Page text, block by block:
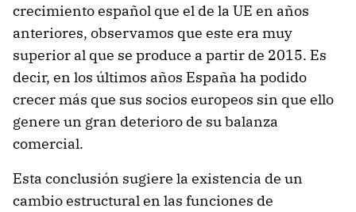
crecimiento español que el de la UE en años
anteriores, observamos que este era muy
superior al que se produce a partir de 2015. Es
decir, en los últimos años España ha podido
crecer más que sus socios europeos sin que ello
genere un gran deterioro de su balanza
comercial.
Esta conclusión sugiere la existencia de un
cambio estructural en las funciones de